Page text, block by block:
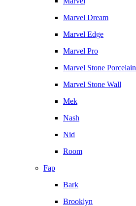
Marvel Dream
Marvel Edge
Marvel Pro
Marvel Stone Porcelain
Marvel Stone Wall
Mek
Nash
Nid
Room
Fap
Bark
Brooklyn